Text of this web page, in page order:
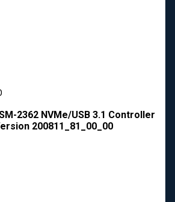
2362 NVMe/USB 3.1 Controller
200811_81_00_00